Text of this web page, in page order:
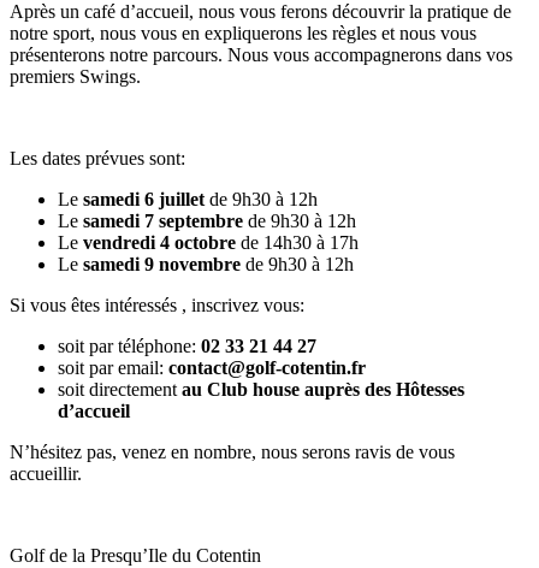
Après un café d’accueil, nous vous ferons découvrir la pratique de
notre sport, nous vous en expliquerons les règles et nous vous
présenterons notre parcours. Nous vous accompagnerons dans vos
premiers Swings.
Les dates prévues sont:
Le samedi 6 juillet de 9h30 à 12h
Le samedi 7 septembre de 9h30 à 12h
Le vendredi 4 octobre de 14h30 à 17h
Le samedi 9 novembre de 9h30 à 12h
Si vous êtes intéressés , inscrivez vous:
soit par téléphone: 02 33 21 44 27
soit par email: contact@golf-cotentin.fr
soit directement au Club house auprès des Hôtesses
d’accueil
N’hésitez pas, venez en nombre, nous serons ravis de vous
accueillir.
Golf de la Presqu’Ile du Cotentin